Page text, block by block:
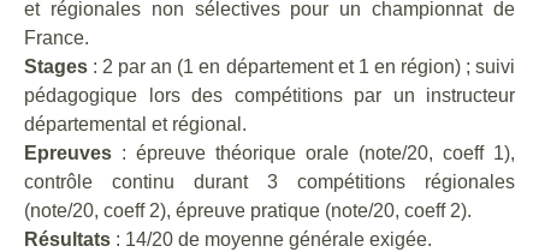
et régionales non sélectives pour un championnat de
France.
Stages : 2 par an (1 en département et 1 en région) ; suivi
pédagogique lors des compétitions par un instructeur
départemental et régional.
Epreuves : épreuve théorique orale (note/20, coeff 1),
contrôle continu durant 3 compétitions régionales
(note/20, coeff 2), épreuve pratique (note/20, coeff 2).
Résultats : 14/20 de moyenne générale exigée.